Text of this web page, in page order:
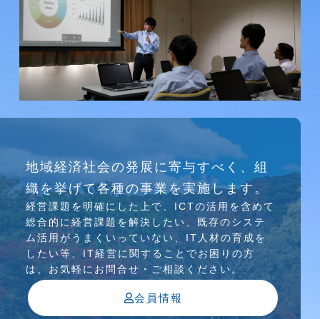
介護ソリューション研究会、WEB/SNS研究会を
行っています
地域経済社会の発展に寄与すべく、組
織を挙げて各種の事業を実施します。
経営課題を明確にした上で、ICTの活⽤を含めて
総合的に経営課題を解決したい、既存のシステ
ム活⽤がうまくいっていない、IT⼈材の育成を
したい等、IT経営に関することでお困りの⽅
は、お気軽にお問合せ・ご相談ください。
会員情報